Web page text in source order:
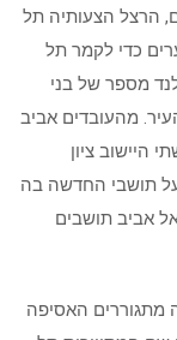
הרצל הצעותיה תל
כדי לקמר תל
מספר של בני
מהעובדים אביב
היישוב ציון
תושבי החדשה בה
אביב תושבים
מתגוררים האסיפה